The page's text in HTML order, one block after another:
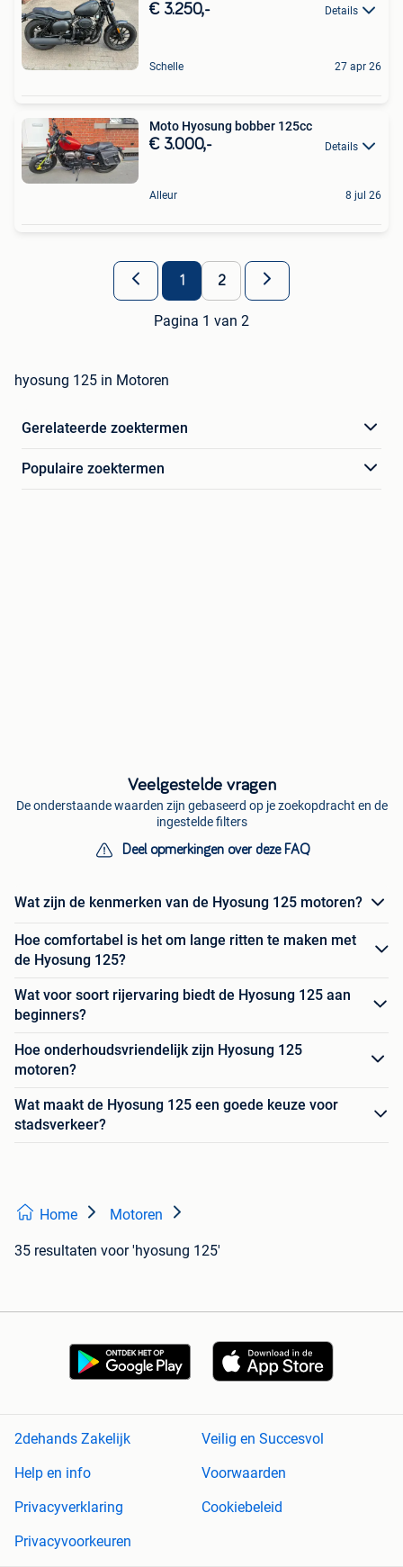
€ 3.250,- Details
Schelle 27 apr 26
Moto Hyosung bobber 125cc
€ 3.000,- Details
Alleur 8 jul 26
1 2
Pagina 1 van 2
hyosung 125 in Motoren
Gerelateerde zoektermen
Populaire zoektermen
Veelgestelde vragen
De onderstaande waarden zijn gebaseerd op je zoekopdracht en de
ingestelde filters
Deel opmerkingen over deze FAQ
Wat zijn de kenmerken van de Hyosung 125 motoren?
Hoe comfortabel is het om lange ritten te maken met
de Hyosung 125?
Wat voor soort rijervaring biedt de Hyosung 125 aan
beginners?
Hoe onderhoudsvriendelijk zijn Hyosung 125
motoren?
Wat maakt de Hyosung 125 een goede keuze voor
stadsverkeer?
Home Motoren
35 resultaten voor 'hyosung 125'
2dehands Zakelijk
Veilig en Succesvol
Help en info
Voorwaarden
Privacyverklaring
Cookiebeleid
Privacyvoorkeuren